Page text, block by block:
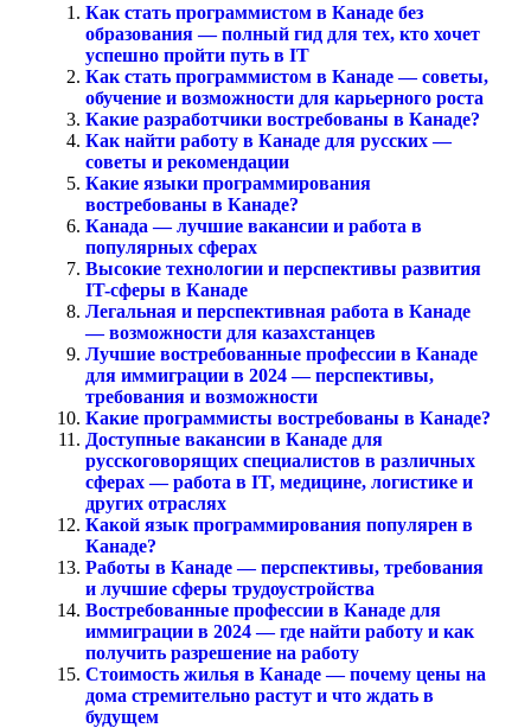
Как стать программистом в Канаде без
образования — полный гид для тех, кто хочет
успешно пройти путь в IT
Как стать программистом в Канаде — советы,
обучение и возможности для карьерного роста
Какие разработчики востребованы в Канаде?
Как найти работу в Канаде для русских —
советы и рекомендации
Какие языки программирования
востребованы в Канаде?
Канада — лучшие вакансии и работа в
популярных сферах
Высокие технологии и перспективы развития
IT-сферы в Канаде
Легальная и перспективная работа в Канаде
— возможности для казахстанцев
Лучшие востребованные профессии в Канаде
для иммиграции в 2024 — перспективы,
требования и возможности
Какие программисты востребованы в Канаде?
Доступные вакансии в Канаде для
русскоговорящих специалистов в различных
сферах — работа в IT, медицине, логистике и
других отраслях
Какой язык программирования популярен в
Канаде?
Работы в Канаде — перспективы, требования
и лучшие сферы трудоустройства
Востребованные профессии в Канаде для
иммиграции в 2024 — где найти работу и как
получить разрешение на работу
Стоимость жилья в Канаде — почему цены на
дома стремительно растут и что ждать в
будущем